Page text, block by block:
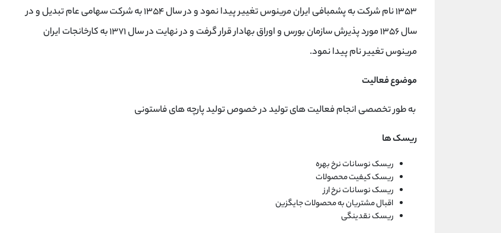
۱۳۵۳ نام شرکت به پشمبافی ایران مرینوس تغییر پیدا نمود و در سال ۱۳۵۴ به شرکت سهامی عام تبدیل و در
سال ۱۳۵۶ مورد پذیرش سازمان بورس و اوراق بهادار قرار گرفت و در نهایت در سال ۱۳۷۱ به کارخانجات ایران
مرینوس تغییر نام پیدا نمود.
موضوع فعالیت
به طور تخصصی انجام فعالیت های تولید در خصوص تولید پارچه های فاستونی
ریسک ها
ریسک نوسانات نرخ بهره
ریسک کیفیت محصولات
ریسک نوسانات نرخ ارز
اقبال مشتریان به محصولات جایگزین
ریسک نقدینگی